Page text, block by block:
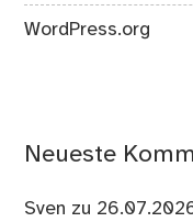
WordPress.org
Neueste
Sven zu